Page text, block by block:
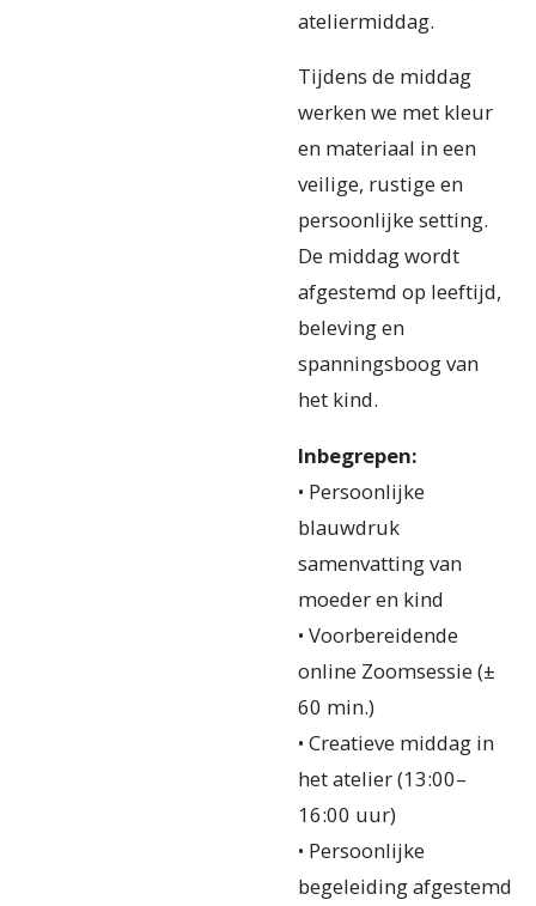
ateliermiddag.
Tijdens de middag
werken we met kleur
en materiaal in een
veilige, rustige en
persoonlijke setting.
De middag wordt
afgestemd op leeftijd,
beleving en
spanningsboog van
het kind.
Inbegrepen:
• Persoonlijke
blauwdruk
samenvatting van
moeder en kind
• Voorbereidende
online Zoomsessie (±
60 min.)
• Creatieve middag in
het atelier (13:00–
16:00 uur)
• Persoonlijke
begeleiding afgestemd